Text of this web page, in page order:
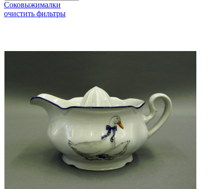
Соковыжималки
очистить фильтры